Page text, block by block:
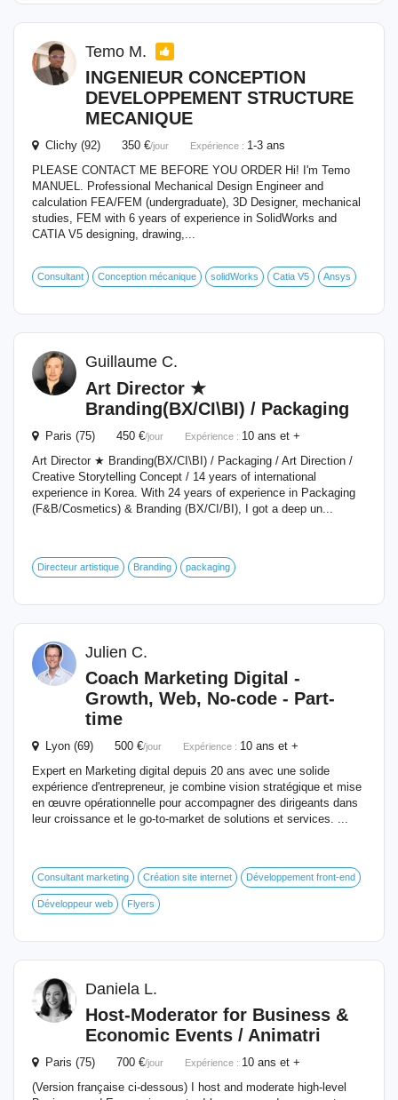
Temo M.
INGENIEUR CONCEPTION
DEVELOPPEMENT STRUCTURE
MECANIQUE
Clichy (92) 350 €/jour Expérience : 1-3 ans
PLEASE CONTACT ME BEFORE YOU ORDER Hi! I'm Temo
MANUEL. Professional Mechanical Design Engineer and
calculation FEA/FEM (undergraduate), 3D Designer, mechanical
studies, FEM with 6 years of experience in SolidWorks and
CATIA V5 designing, drawing,...
Consultant Conception mécanique solidWorks Catia V5 Ansys
Guillaume C.
Art Director ★
Branding(BX/CI\BI) / Packaging
Paris (75) 450 €/jour Expérience : 10 ans et +
Art Director ★ Branding(BX/CI\BI) / Packaging / Art Direction /
Creative Storytelling Concept / 14 years of international
experience in Korea. With 24 years of experience in Packaging
(F&B/Cosmetics) & Branding (BX/CI/BI), I got a deep un...
Directeur artistique Branding packaging
Julien C.
Coach Marketing Digital -
Growth, Web, No-code - Part-
time
Lyon (69) 500 €/jour Expérience : 10 ans et +
Expert en Marketing digital depuis 20 ans avec une solide
expérience d'entrepreneur, je combine vision stratégique et mise
en œuvre opérationnelle pour accompagner des dirigeants dans
leur croissance et le go-to-market de solutions et services. ...
Consultant marketing Création site internet Développement front-end
Développeur web Flyers
Daniela L.
Host-Moderator for Business &
Economic Events / Animatri
Paris (75) 700 €/jour Expérience : 10 ans et +
(Version française ci-dessous) I host and moderate high-level